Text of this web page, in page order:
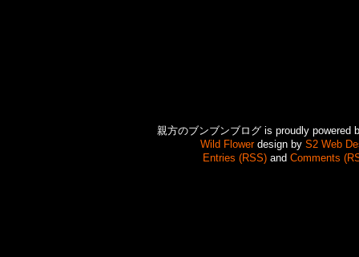
親方のブンブンブログ is proudly powered
Wild Flowerdesign by S2 Web
Entries (RSS)and Comments